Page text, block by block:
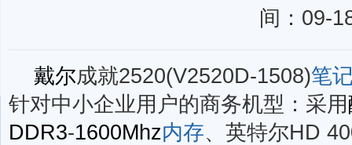
间：09-
戴尔成就2520(V2520D-1508)笔
针对中小企业用户的商务机型：采用
DDR3-1600Mhz内存、英特尔HD